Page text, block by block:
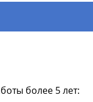
более 5 лет: